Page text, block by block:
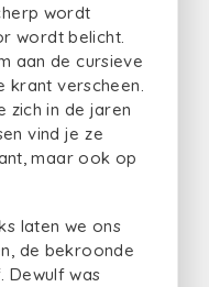
wordt
wordt belicht.
aan de cursieve
krant verscheen.
zich in de jaren
vind je ze
maar ook op
laten we ons
de bekroonde
Dewulf was